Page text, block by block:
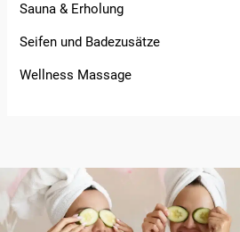
Sauna & Erholung
Seifen und Badezusätze
Wellness Massage